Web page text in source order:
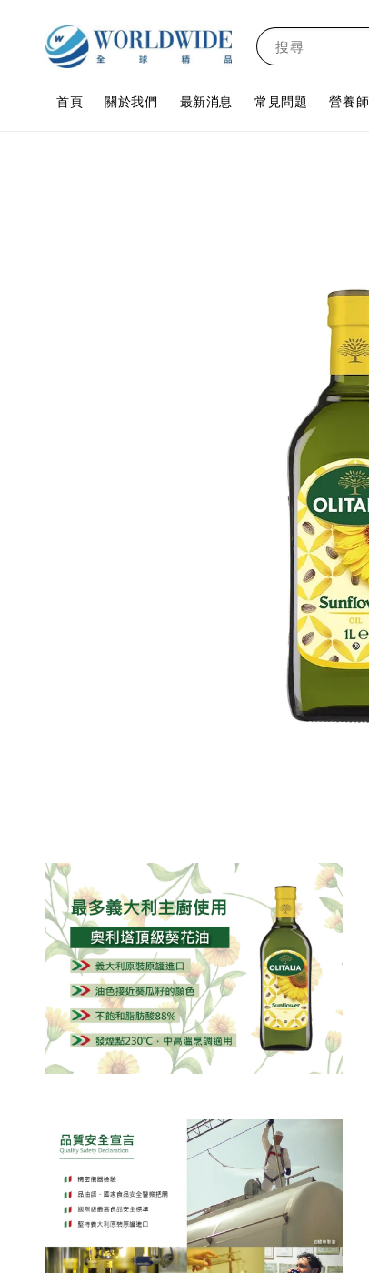
搜尋
首頁 關於我們 最新消息 常見問題 營養